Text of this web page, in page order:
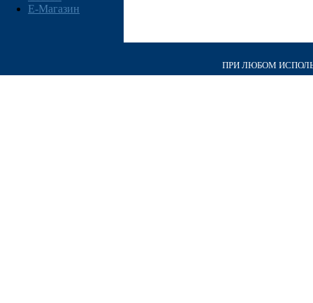
E-Магазин
ПРИ ЛЮБОМ